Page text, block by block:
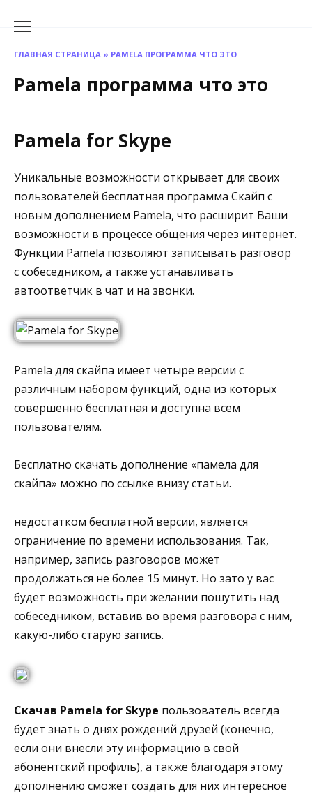
ГЛАВНАЯ СТРАНИЦА » PAMELA ПРОГРАММА ЧТО ЭТО
Pamela программа что это
Pamela for Skype
Уникальные возможности открывает для своих
пользователей бесплатная программа Скайп с
новым дополнением Pamela, что расширит Ваши
возможности в процессе общения через интернет.
Функции Pamela позволяют записывать разговор
с собеседником, а также устанавливать
автоответчик в чат и на звонки.
Pamela для скайпа имеет четыре версии c
различным набором функций, одна из которых
совершенно бесплатная и доступна всем
пользователям.
Бесплатно скачать дополнение «памела для
скайпа» можно по ссылке внизу статьи.
недостатком бесплатной версии, является
ограничение по времени использования. Так,
например, запись разговоров может
продолжаться не более 15 минут. Но зато у вас
будет возможность при желании пошутить над
собеседником, вставив во время разговора с ним,
какую-либо старую запись.
Скачав Pamela for Skype пользователь всегда
будет знать о днях рождений друзей (конечно,
если они внесли эту информацию в свой
абонентский профиль), а также благодаря этому
дополнению сможет создать для них интересное